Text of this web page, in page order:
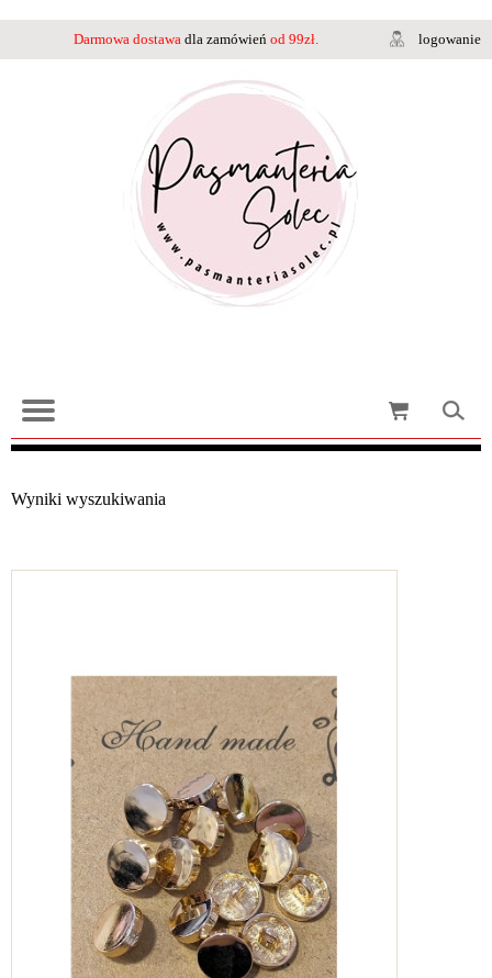
Darmowa dostawa dla zamówień od 99zł. logowanie
Wyniki wyszukiwania